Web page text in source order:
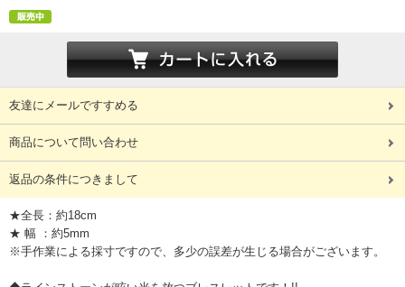
友達にメールですすめる
商品について問い合わせ
返品の条件につきまして
★全長：約18cm
★ 幅 ：約5mm
※手作業による採寸ですので、多少の誤差が生じる場合がございます。